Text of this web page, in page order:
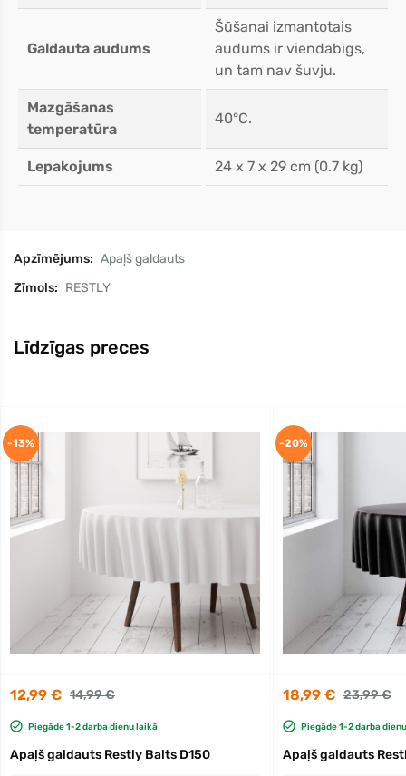
Galdauta audums
Šūšanai izmantotais
audums ir viendabīgs,
un tam nav šuvju.
Mazgāšanas
temperatūra
40°C.
Lepakojums 24 x 7 x 29 cm (0.7 kg)
Apzīmējums: Apaļš galdauts
Zīmols: RESTLY
Līdzīgas preces
12,99 € 14,99 €
Piegāde 1-2 darba dienu laikā
Apaļš galdauts Restly Balts D150
-13%
18,99 € 23,99 €
Piegāde 1-2 darba
Apaļš galdauts
-20%